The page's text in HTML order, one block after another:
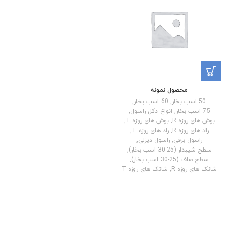
محصول نمونه
50 اسب بخار
, 60 اسب بخار
,
75 اسب بخار
, انواع دکل راسول,
بوش های روزه R
,بوش های روزه T
,
راد های روزه R
,راد های روزه T
,
راسول برقی,راسول دیزلی,
سطح شیبدار (25-30 اسب بخار)
,
سطح صاف (25-30 اسب بخار)
,
شانک های روزه R
, شانک های روزه T